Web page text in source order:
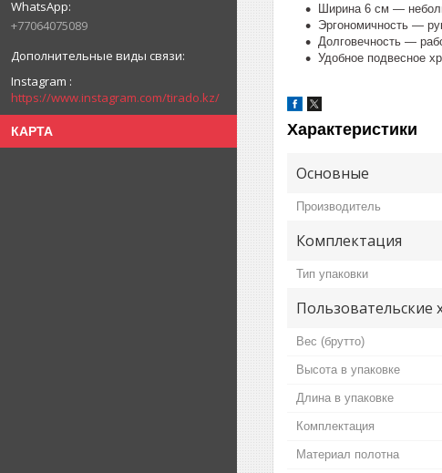
+77064075089
Instagram
https://www.instagram.com/tirado.kz/
КАРТА
Ширина 6 см —
Эргономичность —
Долговечность —
Удобное подвесное
Характеристики
Основные
Производитель
Комплектация
Тип упаковки
Пользовательские
Вес (брутто)
Высота в упаковке
Длина в упаковке
Комплектация
Материал полотна